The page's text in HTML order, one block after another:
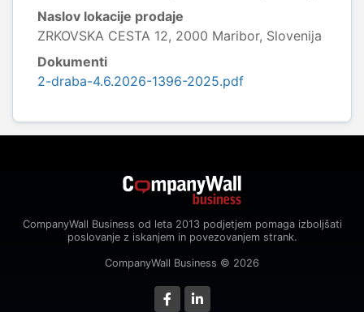
Naslov lokacije prodaje
ZRKOVSKA CESTA 12, 2000 Maribor, Slovenija
Dokumenti
2-draba-4.6.2026-1396-2025.pdf
CompanyWall Business od leta 2013 podjetjem pomaga izboljšati
poslovanje z iskanjem in povezovanjem strank.
CompanyWall Business © 2026